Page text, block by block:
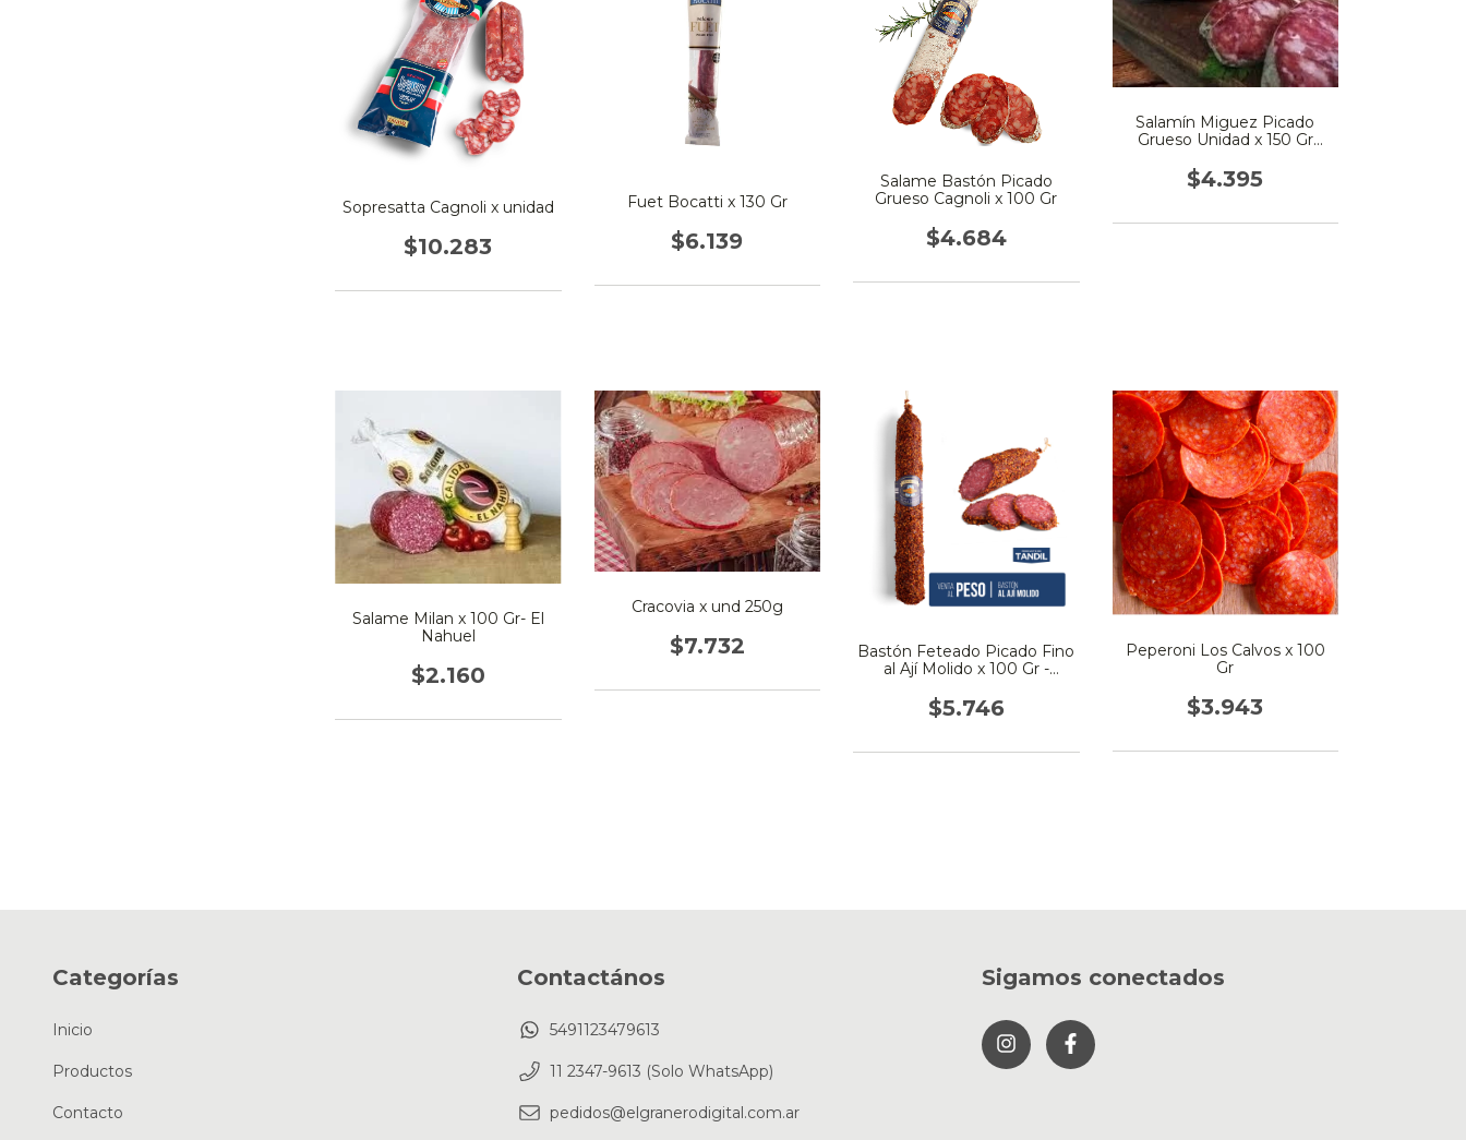
Sopresatta Cagnoli x unidad
$10.283
Fuet Bocatti x 130 Gr
$6.139
Salame Bastón Picado
Grueso Cagnoli x 100 Gr
$4.684
Salamín Miguez Picado
Grueso Unidad x 150 Gr
$4.395
Salame Milan x 100 Gr- El
Nahuel
$2.160
Cracovia x und 250g
$7.732
Bastón Feteado Picado Fino
al Ají Molido x 100 Gr -
$5.746
Peperoni Los Calvos x 100
Gr
$3.943
Categorías
Inicio
Productos
Contacto
Contactános
5491123479613
11 2347-9613 (Solo WhatsApp)
pedidos@elgranerodigital.com.ar
Sigamos conectados